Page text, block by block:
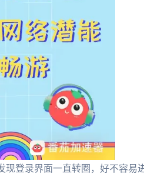
现登录界面一直转圈，好不容易